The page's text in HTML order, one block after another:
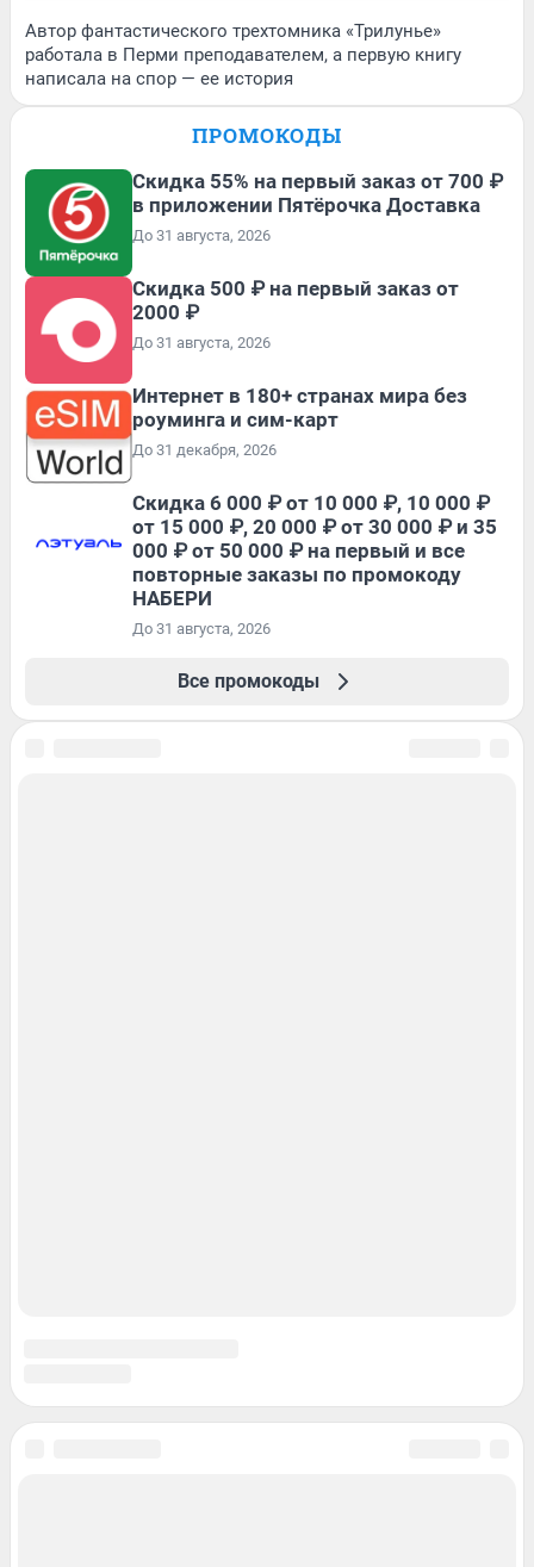
Автор фантастического трехтомника «Трилунье»
работала в Перми преподавателем, а первую книгу
написала на спор — ее история
ПРОМОКОДЫ
Скидка 55% на первый заказ от 700 ₽
в приложении Пятёрочка Доставка
До 31 августа, 2026
Скидка 500 ₽ на первый заказ от
2000 ₽
До 31 августа, 2026
Интернет в 180+ странах мира без
роуминга и сим-карт
До 31 декабря, 2026
Скидка 6 000 ₽ от 10 000 ₽, 10 000 ₽
от 15 000 ₽, 20 000 ₽ от 30 000 ₽ и 35
000 ₽ от 50 000 ₽ на первый и все
повторные заказы по промокоду
НАБЕРИ
До 31 августа, 2026
Все промокоды